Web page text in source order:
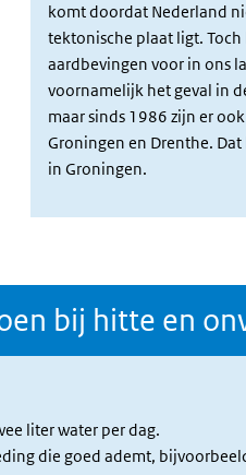
komt doordat Nederland
tektonische plaat ligt.
aardbevingen voor in ons
voornamelijk het geval in
maar sinds 1986 zijn er
Groningen en Drenthe.
in Groningen.
bij hitte en
liter water per dag.
die goed ademt,